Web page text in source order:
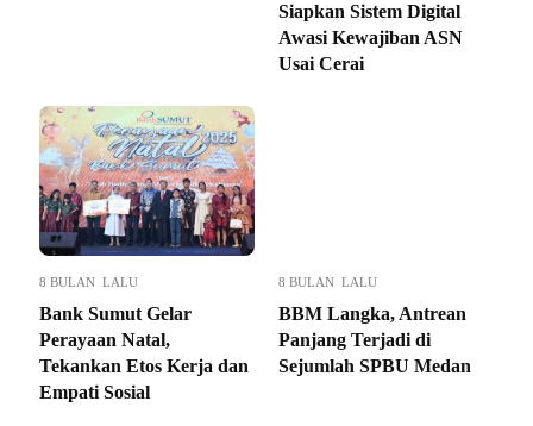
Siapkan Sistem Digital
Awasi Kewajiban ASN
Usai Cerai
8 BULAN LALU
Bank Sumut Gelar
Perayaan Natal,
Tekankan Etos Kerja dan
Empati Sosial
8 BULAN LALU
BBM Langka, Antrean
Panjang Terjadi di
Sejumlah SPBU Medan